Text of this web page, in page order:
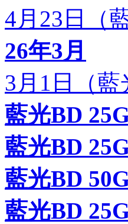
4月23日（
26年3月
3月1日（藍
藍光BD
藍光BD
藍光BD
藍光BD